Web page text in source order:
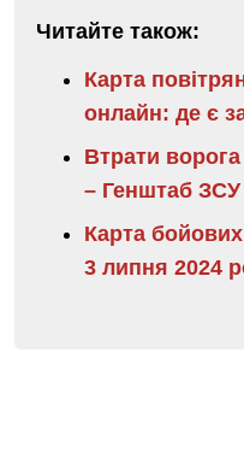
Читайте також:
Карта
онлайн: де є
Втрати
– Генштаб ЗСУ
Карта бойових
3 липня 2024